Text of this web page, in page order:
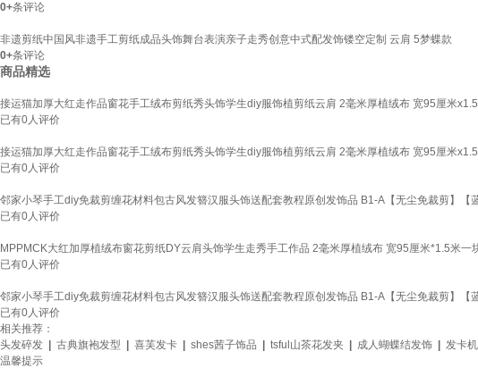
0+条评论
非遗剪纸中国风非遗手工剪纸成品头饰舞台表演亲子走秀创意中式配发饰镂空定制 云肩 5梦蝶款
0+条评论
商品精选
接运猫加厚大红走作品窗花手工绒布剪纸秀头饰学生diy服饰植剪纸云肩 2毫米厚植绒布 宽95厘米
已有0人评价
接运猫加厚大红走作品窗花手工绒布剪纸秀头饰学生diy服饰植剪纸云肩 2毫米厚植绒布 宽95厘米
已有0人评价
邻家小琴手工diy免裁剪缠花材料包古风发簪汉服头饰送配套教程原创发饰品 B1-A【无尘免裁剪】【
已有0人评价
MPPMCK大红加厚植绒布窗花剪纸DY云肩头饰学生走秀手工作品 2毫米厚植绒布 宽95厘米*1.5米一
已有0人评价
邻家小琴手工diy免裁剪缠花材料包古风发簪汉服头饰送配套教程原创发饰品 B1-A【无尘免裁剪】【
已有0人评价
相关推荐：
头发碎发
古典旗袍发型 喜芙发卡 shes茜子饰品 tsful山茶花发夹 成人蝴蝶结发饰 发卡
温馨提示